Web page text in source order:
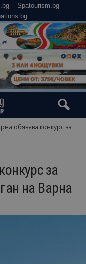
Spatourism.bg
обявява конкурс за
за
на Варна